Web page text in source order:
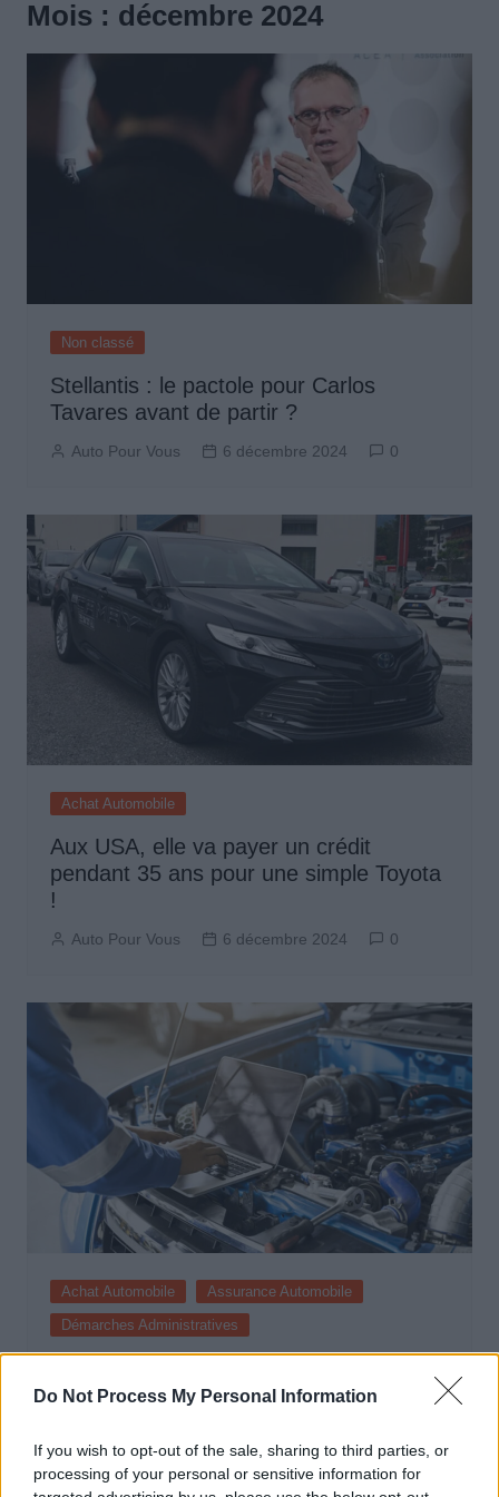
Do Not Process My Personal Information
If you wish to opt-out of the sale, sharing to third parties, or
processing of your personal or sensitive information for
Mois : décembre 2024
Non classé
Stellantis : le pactole pour Carlos
Tavares avant de partir ?
Auto Pour Vous 6 décembre 2024 0
Achat Automobile
Aux USA, elle va payer un crédit
pendant 35 ans pour une simple Toyota
!
Auto Pour Vous 6 décembre 2024 0
Achat Automobile
Assurance Automobile
Démarches Administratives
loi et les sanctions possibles